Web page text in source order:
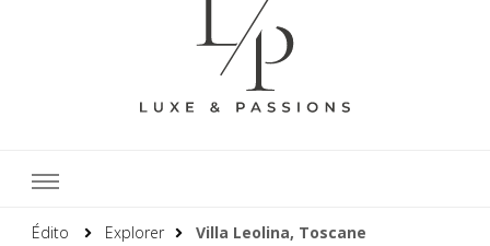
Édito Explorer Villa Leolina, Toscane